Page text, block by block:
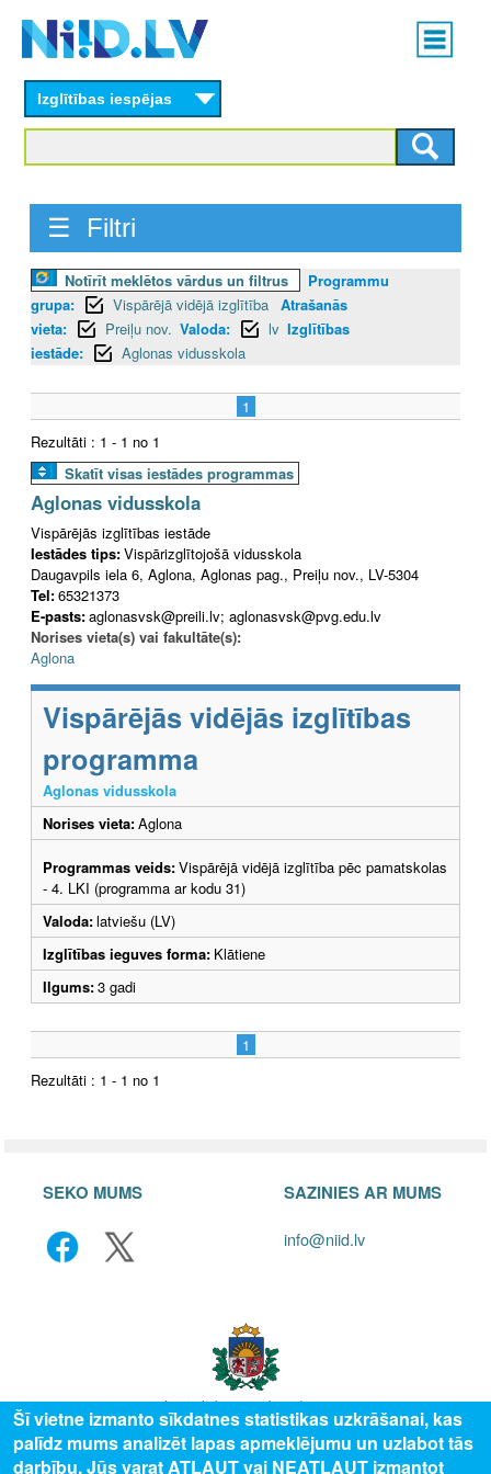
content
Main
menu
Izglītības iespējas
☰ Filtri
Notīrīt meklētos vārdus un filtrus
Programmu
grupa:
Vispārējā vidējā izglītība Atrašanās
vieta:
Preiļu nov. Valoda: lv Izglītības
iestāde:
Aglonas vidusskola
1
Rezultāti : 1 - 1 no 1
Skatīt visas iestādes programmas
Aglonas vidusskola
Vispārējās izglītības iestāde
Iestādes tips:Vispārizglītojošā vidusskola
Daugavpils iela 6, Aglona, Aglonas pag., Preiļu nov., LV-5304
Tel:65321373
E-pasts:aglonasvsk@preili.lv; aglonasvsk@pvg.edu.lv
Norises vieta(s) vai fakultāte(s):
Aglona
Vispārējās vidējās izglītības
programma
Aglonas vidusskola
Norises vieta:Aglona
Programmas veids:Vispārējā vidējā izglītība pēc pamatskolas
- 4. LKI (programma ar kodu 31)
Valoda:latviešu (LV)
Izglītības ieguves forma: Klātiene
Ilgums:3 gadi
1
Rezultāti : 1 - 1 no 1
SEKO MUMS SAZINIES AR MUMS
info@niid.lv
© 2025 Valsts izglītības attīstības aģentūra, publicētā satura visas tiesības
Šī vietne izmanto sīkdatnes statistikas uzkrāšanai, kas
palīdz mums analizēt lapas apmeklējumu un uzlabot tās
darbību. Jūs varat ATĻAUT vai NEATĻAUT izmantot